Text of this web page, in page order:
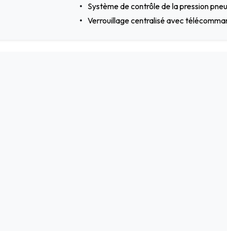
Système de contrôle de la pression
Verrouillage centralisé avec